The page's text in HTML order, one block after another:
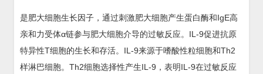
是肥大细胞生长因子，通过刺激肥大细胞产生蛋白酶和IgE高
亲和力受体α链参与肥大细胞介导的过敏反应。IL-9促进抗原
特异性T细胞的生长和存活。IL-9来源于嗜酸性粒细胞和Th2
样淋巴细胞。Th2细胞选择性产生IL-9，表明IL-9在过敏反应